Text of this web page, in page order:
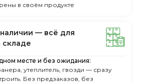
в своём продукте
— вcё для
cклaдe
месте и без ожидания:
утеплитель, гвозди — сразу
Без предзаказов, без